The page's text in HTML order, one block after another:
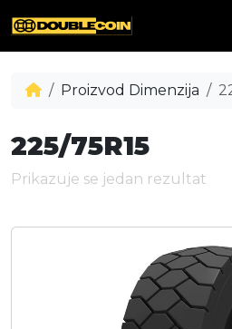
Proizvod Dimenzija
225/75R15
Prikazuje se jedan rezultat